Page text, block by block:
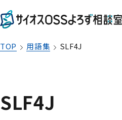
TOP 用語集 SLF4J
SLF4J